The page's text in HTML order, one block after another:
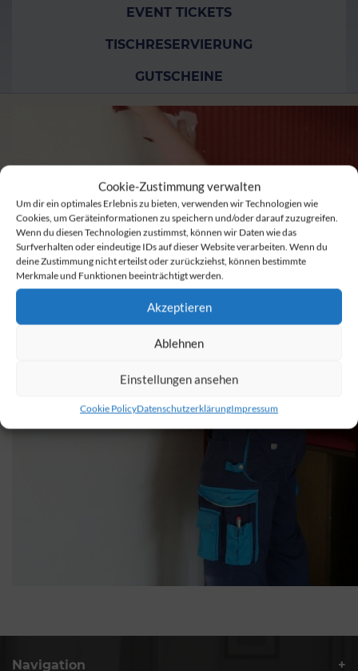
Cookie-Zustimmung verwalten
Um dir ein optimales Erlebnis zu bieten, verwenden wir Technologien wie
Cookies, um Geräteinformationen zu speichern und/oder darauf zuzugreifen.
Wenn du diesen Technologien zustimmst, können wir Daten wie das
Surfverhalten oder eindeutige IDs auf dieser Website verarbeiten. Wenn du
deine Zustimmung nicht erteilst oder zurückziehst, können bestimmte
Merkmale und Funktionen beeinträchtigt werden.
Akzeptieren
Ablehnen
Einstellungen ansehen
Cookie PolicyDatenschutzerklärungImpressum
EVENT TICKETS
TISCHRESERVIERUNG
GUTSCHEINE
Navigation